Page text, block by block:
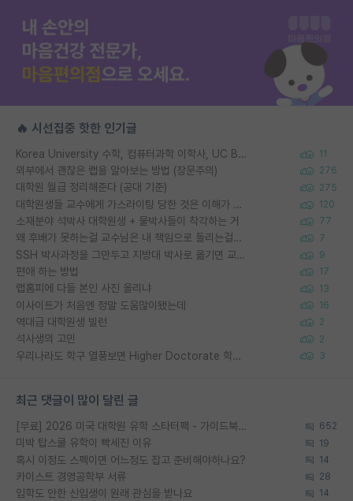
🔥 시선집중 핫한 인기글
Korea University 수학, 컴퓨터과학 이학사, UC Berkeley 산업공학 대학원 공학박사가 되는 것은 쉽지 않겠죠? 11
외부에서 괜찮은 랩을 알아보는 방법 (장문주의) 276
대학원 월급 정리해준다 (공대 기준) 275
대학원생들 교수에게 가스라이팅 당한 것은 이해가 갑니다. 안타깝네요. 120
소재분야 석박사 대학원생 + 물박사들이 착각하는 거 77
왜 후배가 못하는걸 교수님은 내 책임으로 돌리는걸까요? 7
SSH 박사과정을 그만두고 지방대 박사로 옮기면 교수의 꿈은 끝일까요? 9
편애 하는 방법 17
랩홈피에 다들 본인 사진 올리냐 13
이사이트가 처음엔 정말 도움많이됐는데 16
역대급 대학원생 빌런 2
석사생의 고민 2
우리나라도 학구 열풍보면 Higher Doctorate 학위가 필요하다고 봅니다. 3
최근 댓글이 많이 달린 글
[무료] 2026 미국 대학원 유학 스타터팩 - 가이드북 & 합격자 컨택메일 템플릿 652
미박 탑스쿨 유학이 빡세진 이유 19
혹시 이정도 스펙이면 어느정도 잡고 준비해야하나요? 14
카이스트 경영공학부 서류 28
입학도 안한 신입생이 원래 관심을 받나요 14